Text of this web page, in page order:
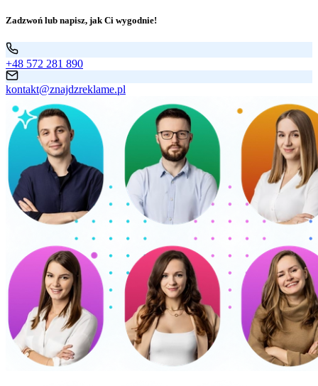
Zadzwoń lub napisz, jak Ci wygodnie!
+48 572 281 890
kontakt@znajdzreklame.pl